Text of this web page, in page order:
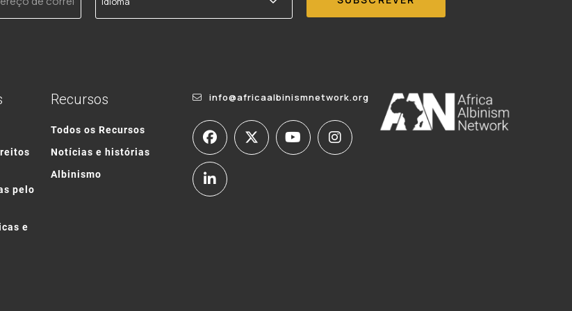
pelo
e
Recursos
Todos os Recursos
Notícias e histórias
Albinismo
info@africaalbinismnetwork.org